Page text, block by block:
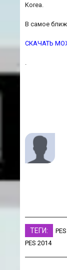
Korea.
В самое
СКАЧАТЬ
ТЕГИ:
PES 2014